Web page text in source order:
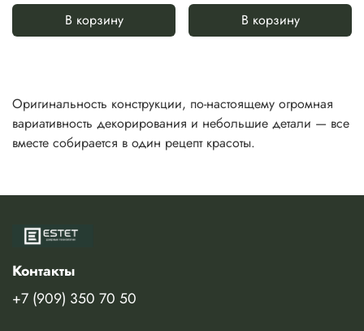
В корзину В корзину
Оригинальность конструкции, по-настоящему огромная
вариативность декорирования и небольшие детали — все
вместе собирается в один рецепт красоты.
Контакты
+7 (909) 350 70 50